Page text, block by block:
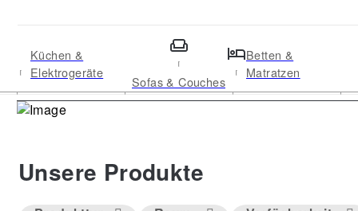
Küchen &
Elektrogeräte
Sofas & Couches
Betten &
Matratzen
Unsere Produkte